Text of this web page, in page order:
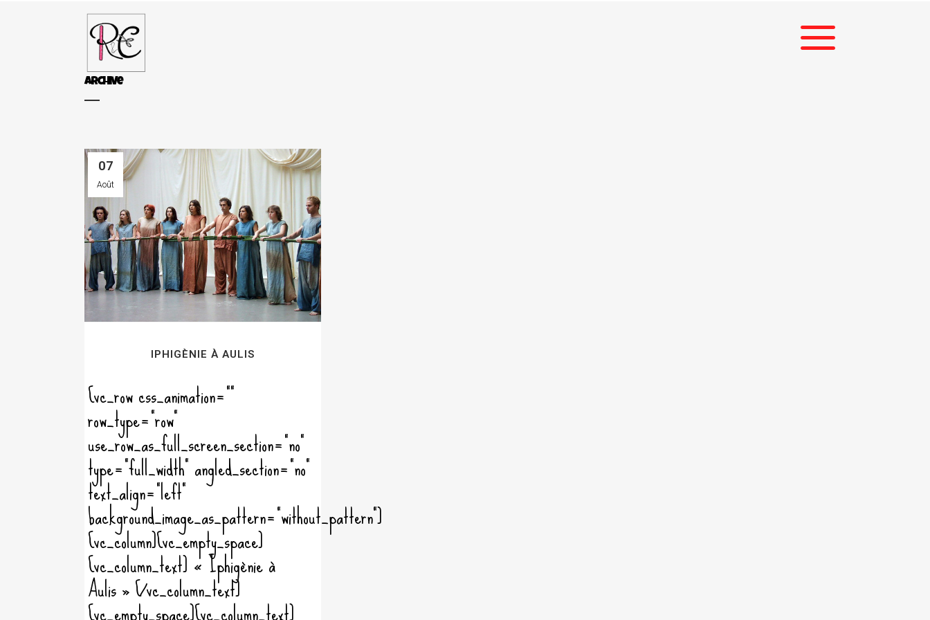
Archive
07
Août
IPHIGÈNIE À AULIS
[vc_row css_animation=""
row_type="row"
use_row_as_full_screen_section="no"
type="full_width" angled_section="no"
text_align="left"
background_image_as_pattern="without_pattern"]
[vc_column][vc_empty_space]
[vc_column_text] « Iphigènie à
Aulis » [/vc_column_text]